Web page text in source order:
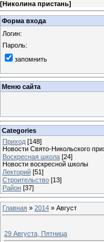
[Николина пристань]
Форма входа
Логин:
Пароль:
запомнить
Меню сайта
Categories
Приход [148]
Новости Свято-Никольского
Воскресная школа [24]
Новости воскресной школы
Лекторий [51]
Строительство [13]
Район [37]
Главная » 2014 » Август
29 Августа, Пятница